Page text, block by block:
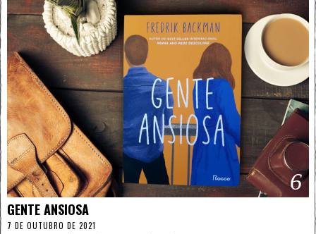
6
GENTE ANSIOSA
7 DE OUTUBRO DE 2021